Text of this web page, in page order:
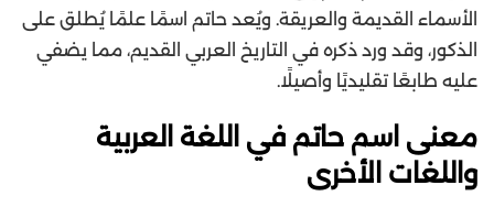
الأسماء القديمة والعريقة. ويُعد حاتم اسمًا علمًا يُطلق على
الذكور، وقد ورد ذكره في التاريخ العربي القديم، مما يضفي
عليه طابعًا تقليديًا وأصيلًا.
معنى اسم حاتم في اللغة العربية
واللغات الأخرى